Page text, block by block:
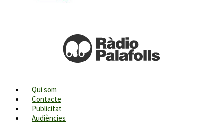
Qui som
Contacte
Publicitat
Audiències